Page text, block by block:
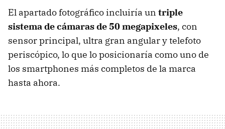
El apartado fotográfico incluiría un triple
sistema de cámaras de 50 megapixeles, con
sensor principal, ultra gran angular y telefoto
periscópico, lo que lo posicionaría como uno de
los smartphones más completos de la marca
hasta ahora.